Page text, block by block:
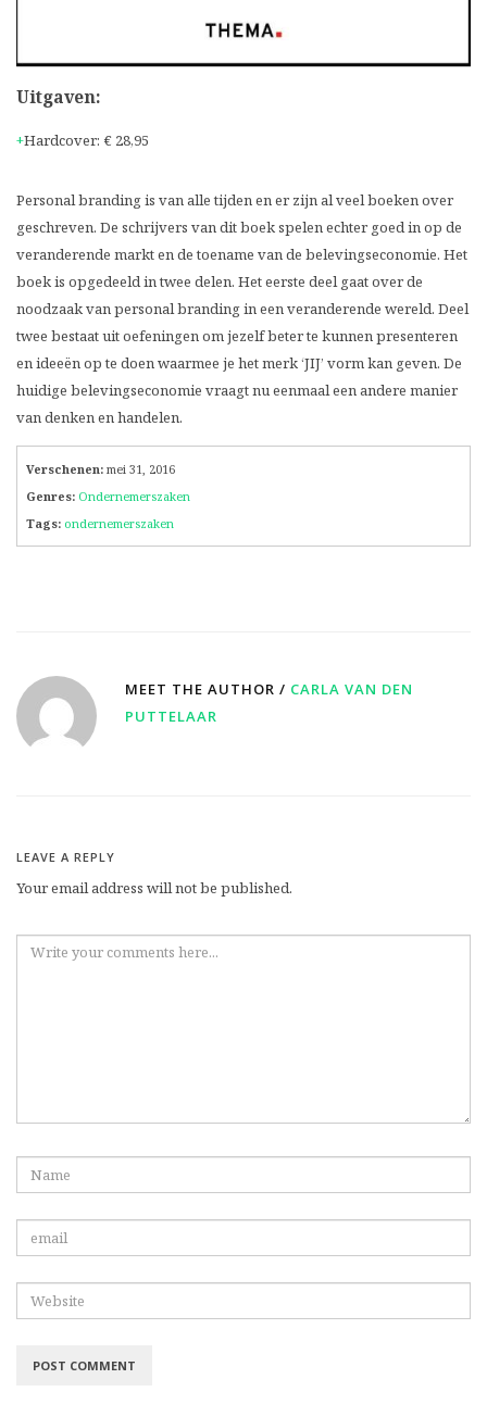
Uitgaven:
Hardcover: € 28,95
Personal branding is van alle tijden en er zijn al veel boeken over
geschreven. De schrijvers van dit boek spelen echter goed in op de
veranderende markt en de toename van de belevingseconomie. Het
boek is opgedeeld in twee delen. Het eerste deel gaat over de
noodzaak van personal branding in een veranderende wereld. Deel
twee bestaat uit oefeningen om jezelf beter te kunnen presenteren
en ideeën op te doen waarmee je het merk ‘JIJ’ vorm kan geven. De
huidige belevingseconomie vraagt nu eenmaal een andere manier
van denken en handelen.
Verschenen: mei 31, 2016
Genres: Ondernemerszaken
Tags: ondernemerszaken
MEET THE AUTHOR / CARLA VAN DEN
PUTTELAAR
LEAVE A REPLY
Your email address will not be published.